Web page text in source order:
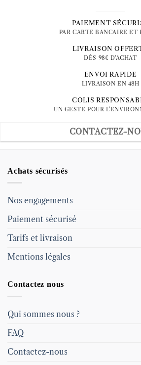
PAIEMENT
PAR CARTE BANCAIRE ET
LIVRAISON
DÈS 98€ D'ACHAT
ENVOI RAPIDE
LIVRAISON EN 48H
COLIS
UN GESTE POUR
CONTACTEZ-
Achats sécurisés
Nos engagements
Paiement sécurisé
Tarifs et livraison
Mentions légales
Contactez nous
Qui sommes nous ?
FAQ
Contactez-nous